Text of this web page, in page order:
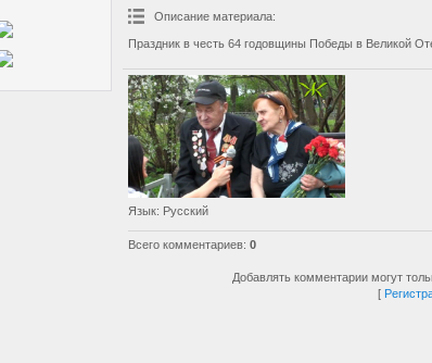
Описание материала:
Праздник в честь 64 годовщины Победы в Великой
Язык: Русский
Всего комментариев: 0
Добавлять комментарии могут
[